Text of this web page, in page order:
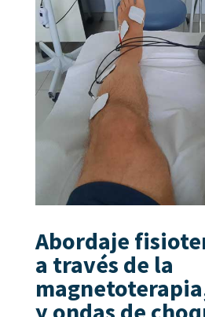
Abordaje
a través de la